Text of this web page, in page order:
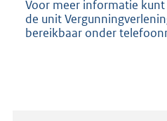
Voor meer informatie
de unit
bereikbaar onder